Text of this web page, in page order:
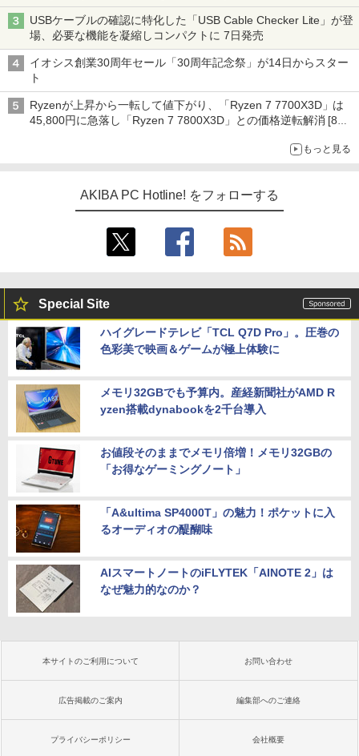
ーム』】
USBケーブルの確認に特化した「USB Cable Checker Lite」が登
場、必要な機能を凝縮しコンパクトに 7日発売
イオシス創業30周年セール「30周年記念祭」が14日からスター
ト
Ryzenが上昇から一転して値下がり、「Ryzen 7 7700X3D」は
45,800円に急落し「Ryzen 7 7800X3D」との価格逆転解消 [8月
もっと見る
AKIBA PC Hotline! をフォローする
Special Site
ハイグレードテレビ「TCL Q7D Pro」。圧巻の
色彩美で映画＆ゲームが極上体験に
メモリ32GBでも予算内。産経新聞社がAMD R
yzen搭載dynabookを2千台導入
お値段そのままでメモリ倍増！メモリ32GBの
「お得なゲーミングノート」
「A&ultima SP4000T」の魅力！ポケットに入
るオーディオの醍醐味
AIスマートノートのiFLYTEK「AINOTE 2」は
なぜ魅力的なのか？
本サイトのご利用について お問い合わせ
広告掲載のご案内 編集部へのご連絡
プライバシーポリシー 会社概要